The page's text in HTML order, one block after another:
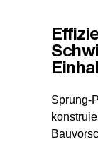
Sprung-